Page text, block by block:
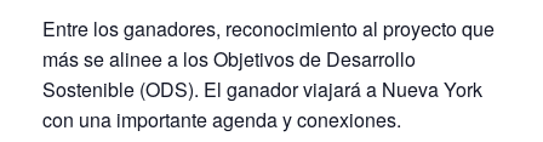
Entre los ganadores, reconocimiento al proyecto que
más se alinee a los Objetivos de Desarrollo
Sostenible (ODS). El ganador viajará a Nueva York
con una importante agenda y conexiones.